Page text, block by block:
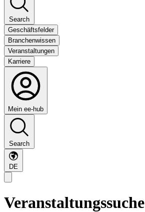
Search
Geschäftsfelder
Branchenwissen
Veranstaltungen
Karriere
Mein ee-hub
Search
DE
Veranstaltungssuche